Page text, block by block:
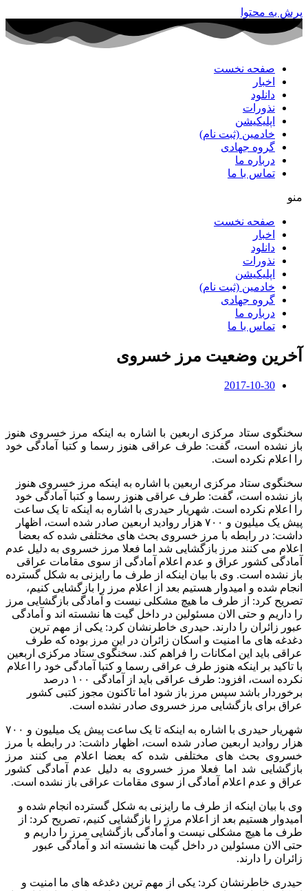
پرش به محتوا
صفحه نخست
اخبار
دانلود
نذورات
اپلیکیشن
خادمین (ثبت نام)
گروه جهادی
درباره ما
تماس با ما
منو
صفحه نخست
اخبار
دانلود
نذورات
اپلیکیشن
خادمین (ثبت نام)
گروه جهادی
درباره ما
تماس با ما
آخرین وضعیت مرز خسروی
2017-10-30
سخنگوی ستاد مرکزی اربعین با اشاره به اینکه مرز خسروی هنوز
باز نشده است، گفت: طرف عراقی هنوز رسما و کتبا آمادگی خود
را اعلام نکرده است.
سخنگوی ستاد مرکزی اربعین با اشاره به اینکه مرز خسروی هنوز
باز نشده است، گفت: طرف عراقی هنوز رسما و کتبا آمادگی خود
را اعلام نکرده است. شهریار حیدری با اشاره به اینکه تا یک ساعت
پیش یک میلیون و ۷۰۰ هزار روادید اربعین صادر شده است، اظهار
داشت: در رابطه با مرز خسروی بحث های مختلفی شده که بعضا
اعلام می کنند مرز بازگشایی شد اما فعلا مرز خسروی به دلیل عدم
آمادگی کشور عراق و عدم اعلام آمادگی از سوی مقامات عراقی
باز نشده است. وی با بیان اینکه از طرف ما رایزنی به شکل گسترده
انجام شده و امیدوار هستیم بعد از اعلام مرز را بازگشایی کنیم،
تصریح کرد: از طرف ما هیچ مشکلی نیست و آمادگی بازگشایی مرز
را داریم و حتی الان مسئولین در داخل گیت ها نشسته اند و آمادگی
عبور زائران را دارند. حیدری خاطرنشان کرد: یکی از مهم ترین
دغدغه های ما امنیت و اسکان زائران در این مرز بوده که طرف
عراقی باید این امکانات را فراهم کند. سخنگوی ستاد مرکزی اربعین
با تاکید بر اینکه هنوز طرف عراقی رسما و کتبا آمادگی خود را اعلام
نکرده است، افزود: طرف عراقی باید از آمادگی ۱۰۰ درصد
برخوردار باشد سپس مرز باز شود اما تاکنون مجوز کتبی کشور
عراق برای بازگشایی مرز خسروی صادر نشده است.
شهریار حیدری با اشاره به اینکه تا یک ساعت پیش یک میلیون و ۷۰۰
هزار روادید اربعین صادر شده است، اظهار داشت: در رابطه با مرز
خسروی بحث های مختلفی شده که بعضا اعلام می کنند مرز
بازگشایی شد اما فعلا مرز خسروی به دلیل عدم آمادگی کشور
عراق و عدم اعلام آمادگی از سوی مقامات عراقی باز نشده است.
وی با بیان اینکه از طرف ما رایزنی به شکل گسترده انجام شده و
امیدوار هستیم بعد از اعلام مرز را بازگشایی کنیم، تصریح کرد: از
طرف ما هیچ مشکلی نیست و آمادگی بازگشایی مرز را داریم و
حتی الان مسئولین در داخل گیت ها نشسته اند و آمادگی عبور
زائران را دارند.
حیدری خاطرنشان کرد: یکی از مهم ترین دغدغه های ما امنیت و